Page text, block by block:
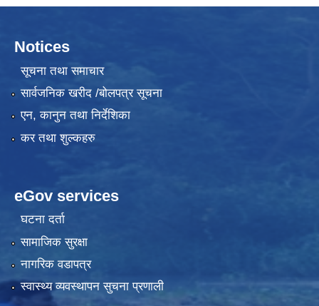
Notices
सूचना तथा समाचार
सार्वजनिक खरीद /बोलपत्र सूचना
एन, कानुन तथा निर्देशिका
कर तथा शुल्कहरु
eGov services
घटना दर्ता
सामाजिक सुरक्षा
नागरिक वडापत्र
स्वास्थ्य व्यवस्थापन सुचना प्रणाली